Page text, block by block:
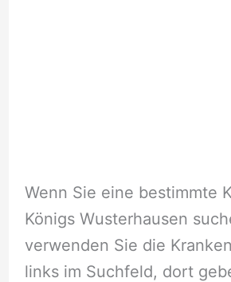
Wenn Sie eine bestimmte
Königs Wusterhausen
verwenden Sie die
links im Suchfeld, dort